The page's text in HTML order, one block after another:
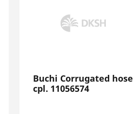
Buchi Corrugated hose
cpl. 11056574